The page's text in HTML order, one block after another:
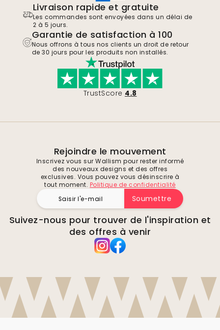
Livraison rapide et gratuite
Les commandes sont envoyées dans un délai de
2 à 5 jours.
Garantie de satisfaction à 100
Nous offrons à tous nos clients un droit de retour
de 30 jours pour les produits non installés.
TrustScore 4.8
Rejoindre le mouvement
Inscrivez vous sur Wallism pour rester informé
des nouveaux designs et des offres
exclusives. Vous pouvez vous désinscrire à
tout moment. Politique de confidentialité
Soumettre
Suivez-nous pour trouver de l'inspiration et
des offres à venir